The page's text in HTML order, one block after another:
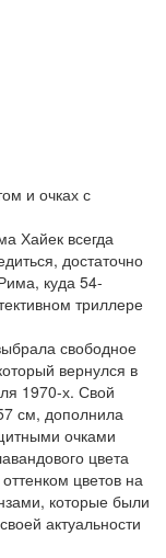
и очках с
Хайек всегда
достаточно
куда 54-
триллере
свободное
вернулся в
1970-х. Свой
см, дополнила
очками
цвета
цветов на
которые были
актуальности